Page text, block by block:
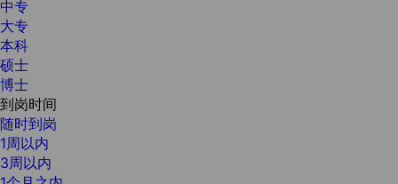
中专
大专
本科
硕士
博士
到岗时间
随时到岗
1周以内
3周以内